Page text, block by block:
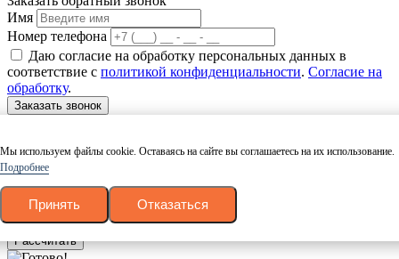
Имя
Номер телефона
Даю согласие на обработку персональных данных в
соответствие с политикой конфиденциальности. Согласие на
обработку.
Заказать звонок
Калькулятор пиломатериалов
Древесина
Тип
Размер
Количество
Рассчитать
Мы используем файлы cookie. Оставаясь на сайте вы соглашаетесь на их использование.
Подробнее
Принять Отказаться